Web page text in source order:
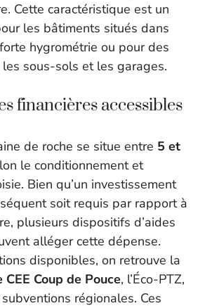
Cette caractéristique est un
les bâtiments situés dans
hygrométrie ou pour des
les sous-sols et les garages.
financières accessibles
de roche se situe entre 5 et
le conditionnement et
Bien qu’un investissement
soit requis par rapport à
plusieurs dispositifs d’aides
alléger cette dépense.
disponibles, on retrouve la
Coup de Pouce, l’Éco-PTZ,
régionales. Ces